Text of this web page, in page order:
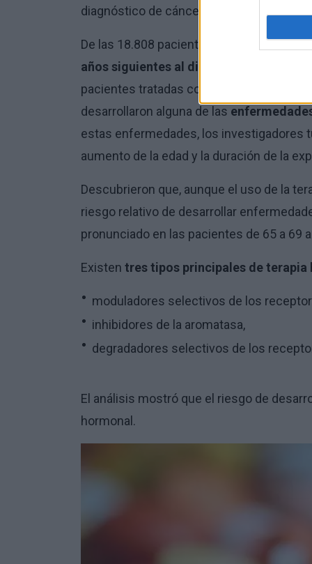
diagnóstico de cáncer de mama.
De las 18.808 pacientes que cumplían
años siguientes al diagnóstico
pacientes tratadas con hormonas y el
desarrollaron alguna de las
estas enfermedades, los investigadores
aumento de la edad y la duración de la
Descubrieron que, aunque el uso de la
riesgo relativo de desarrollar
pronunciado en las pacientes de 65 a 69
Existen tres tipos principales de terapia
moduladores selectivos de los
inhibidores de la aromatasa,
degradadores selectivos de los
El análisis mostró que el riesgo de
hormonal.